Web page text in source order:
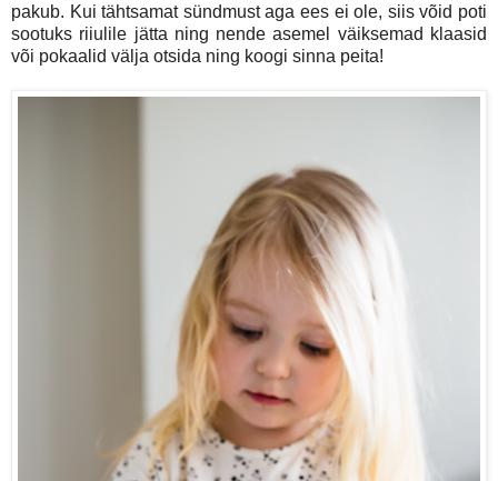
pakub. Kui tähtsamat sündmust aga ees ei ole, siis võid poti
sootuks riiulile jätta ning nende asemel väiksemad klaasid
või pokaalid välja otsida ning koogi sinna peita!